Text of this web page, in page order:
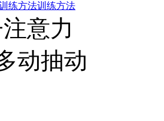
训练方法